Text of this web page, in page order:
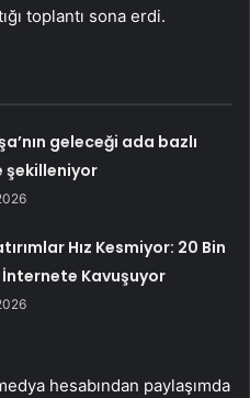
toplantı sona erdi.
geleceği ada bazlı
şekilleniyor
Hız Kesmiyor: 20 Bin
İnternete Kavuşuyor
hesabından paylaşımda